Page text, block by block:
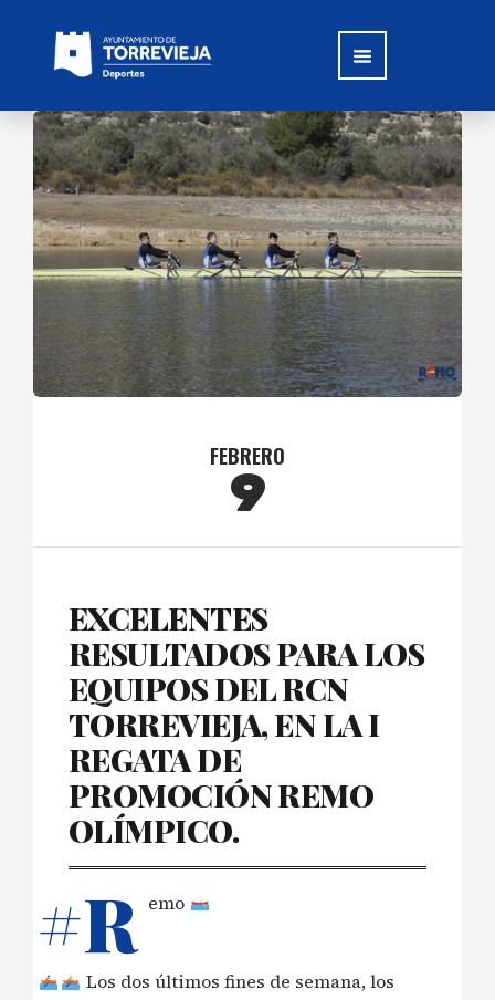
FEBRERO
9
EXCELENTES
RESULTADOS PARA LOS
EQUIPOS DEL RCN
TORREVIEJA, EN LA I
REGATA DE
PROMOCIÓN REMO
OLÍMPICO.
#R emo
Los dos últimos fines de semana, los